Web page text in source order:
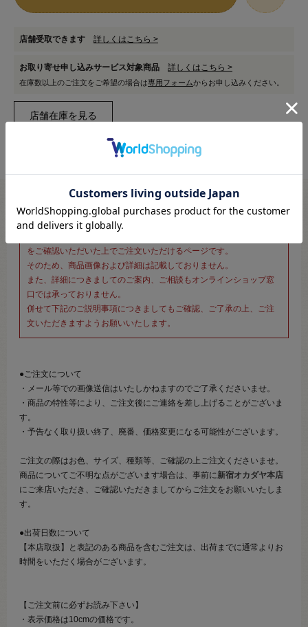
店舗受取できます 詳しくはこちら >
お取り寄せ申し込みサービス対象商品 詳しくはこちら >
在庫数以上のご注文をご希望の場合は専用フォームからお申し込みください。
※新宿オカダヤ本店お取り扱い商品のご注文専用ページです※
をご確認いただいた上でご注文いただけるページです。
そのため、商品画像および詳細は記載しておりません。
また、詳細につきましてのご案内、ご相談もオンラインショップ窓
口では承っておりません。
併せて下記のご説明事項につきましてもご確認、ご了承の上、ご注
文いただきますようお願いいたします。
●ご注文について
・メール等での画像送信はいたしかねますのでご了承くださいませ。
・商品の特性等により、ご注文後にご連絡を差し上げることがございま
す。
・予告なく取り扱い終了、廃番、価格変更になる可能性がございます。
ご注文の際はお色、サイズ、種類等、ご確認の上ご注文くださいませ。
商品についてご不明な点がございます場合は、事前に新宿オカダヤ本店
にご来店いただき、ご確認いただきましてからご注文をお願いいたしま
す。
●出荷日数について
【本店取扱】と表記のある商品を含むご注文は、出荷までに通常よりお
時間をいただく場合がございます。
【ご注文前に必ずお読み下さい】
・表示価格は10cmの価格です。